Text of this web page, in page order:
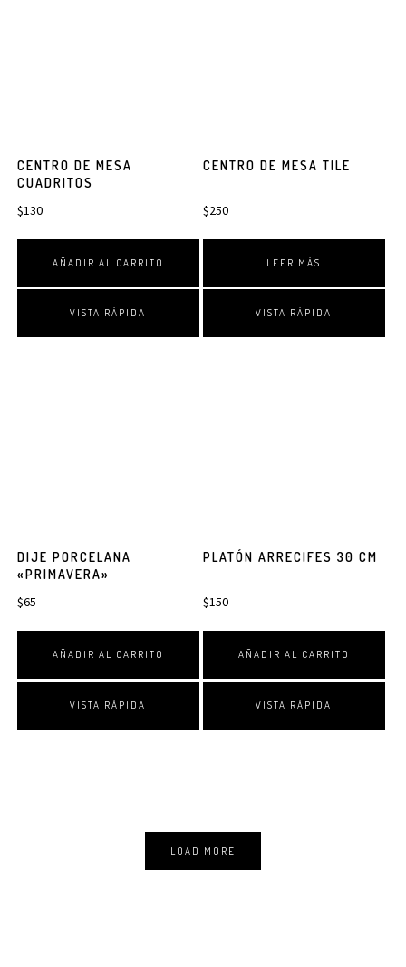
CENTRO DE MESA
CUADRITOS
$130
AÑADIR AL CARRITO
VISTA RÁPIDA
CENTRO DE MESA TILE
$250
LEER MÁS
VISTA RÁPIDA
DIJE PORCELANA
«PRIMAVERA»
$65
AÑADIR AL CARRITO
VISTA RÁPIDA
PLATÓN ARRECIFES 30 CM
$150
AÑADIR AL CARRITO
VISTA RÁPIDA
LOAD MORE